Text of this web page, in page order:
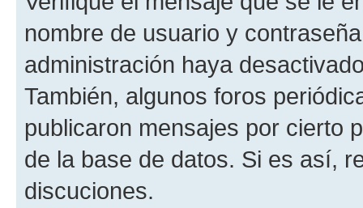
nombre de usuario y
administración haya
También, algunos foros
publicaron mensajes por cierto
de la base de datos. Si es así,
discuciones.